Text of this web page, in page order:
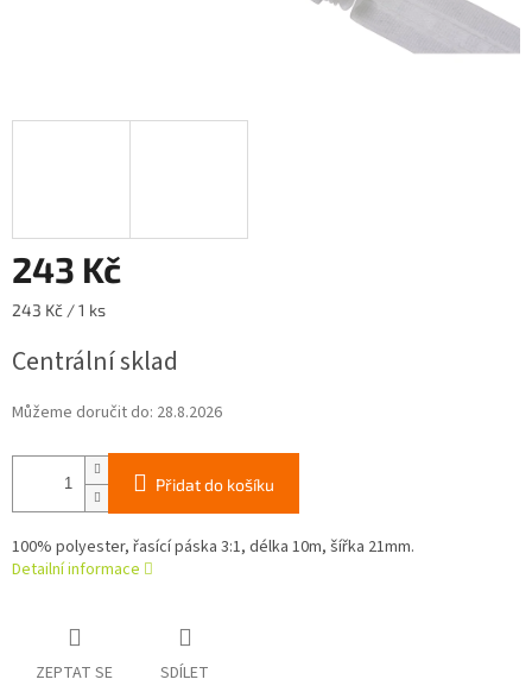
243 Kč
Měrná
243 Kč / 1 ks
Centrální sklad
Můžeme doručit do: 28.8.2026
Přidat do košíku
100% polyester, řasící páska 3:1, délka 10m, šířka 21mm.
Detailní informace
ZEPTAT SE SDÍLET